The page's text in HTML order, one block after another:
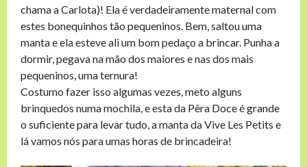
chama a Carlota)! Ela é verdadeiramente maternal com
estes bonequinhos tão pequeninos. Bem, saltou uma
manta e ela esteve ali um bom pedaço a brincar. Punha a
dormir, pegava na mão dos maiores e nas dos mais
pequeninos, uma ternura!
Costumo fazer isso algumas vezes, meto alguns
brinquedos numa mochila, e esta da Pêra Doce é grande
o suficiente para levar tudo, a manta da Vive Les Petits e
lá vamos nós para umas horas de brincadeira!